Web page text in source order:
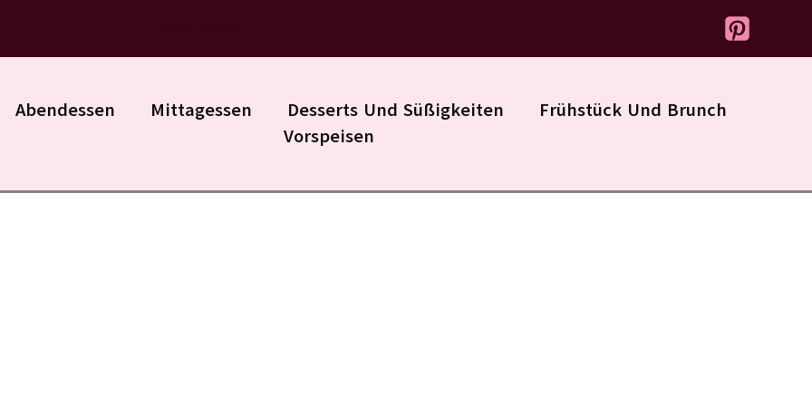
Abendessen Mittagessen Desserts Und Süßigkeiten
Frühstück Und Brunch
Vorspeisen